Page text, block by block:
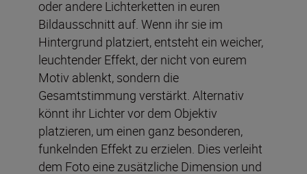
oder andere Lichterketten in euren
Bildausschnitt auf. Wenn ihr sie im
Hintergrund platziert, entsteht ein weicher,
leuchtender Effekt, der nicht von eurem
Motiv ablenkt, sondern die
Gesamtstimmung verstärkt. Alternativ
könnt ihr Lichter vor dem Objektiv
platzieren, um einen ganz besonderen,
funkelnden Effekt zu erzielen. Dies verleiht
dem Foto eine zusätzliche Dimension und